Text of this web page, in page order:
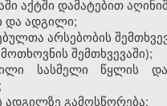
აქტში დამატებით
და ადგილი;
არსებობის
შემთხვევაში);
სასმელი წყლის
ადგილზე გამოსწორება;